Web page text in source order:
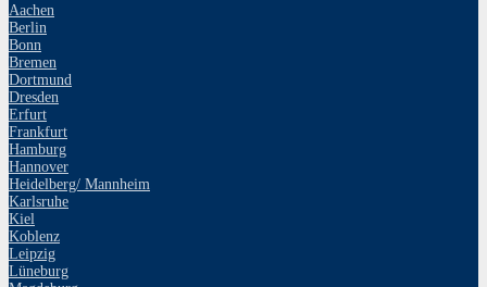
Aachen
Berlin
Bonn
Bremen
Dortmund
Dresden
Erfurt
Frankfurt
Hamburg
Hannover
Heidelberg/ Mannheim
Karlsruhe
Kiel
Koblenz
Leipzig
Lüneburg